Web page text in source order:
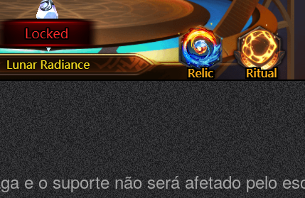
e o suporte não será afetado pelo